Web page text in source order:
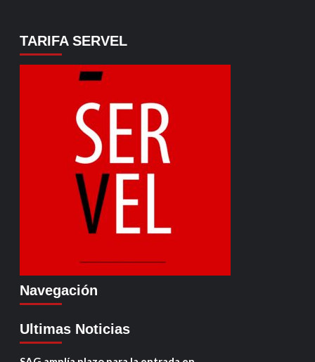
TARIFA SERVEL
Navegación
Ultimas Noticias